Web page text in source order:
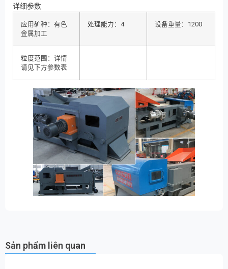
详细参数
应用矿种：有色
金属加工
处理能力：4 设备重量：1200
粒度范围：详情
请见下方参数表
Sản phẩm liên quan